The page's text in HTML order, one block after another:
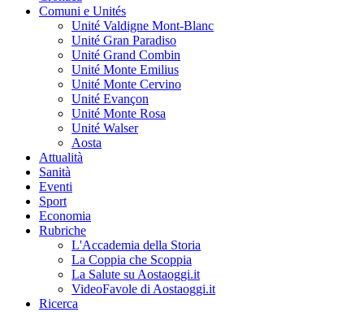
Comuni e Unités
Unité Valdigne Mont-Blanc
Unité Gran Paradiso
Unité Grand Combin
Unité Monte Emilius
Unité Monte Cervino
Unité Evançon
Unité Monte Rosa
Unité Walser
Aosta
Attualità
Sanità
Eventi
Sport
Economia
Rubriche
L'Accademia della Storia
La Coppia che Scoppia
La Salute su Aostaoggi.it
VideoFavole di Aostaoggi.it
Ricerca